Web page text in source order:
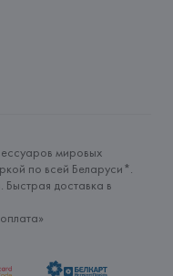
мировых
по всей Беларуси*.
доставка в
»